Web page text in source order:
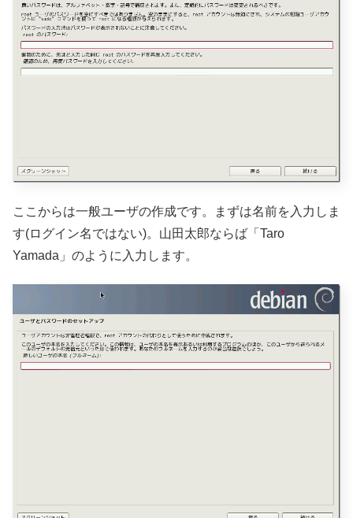
ここからは一般ユーザの作成です。まずは名前を入力しま
す(ログイン名ではない)。山田太郎ならば「Taro
Yamada」のように入力します。